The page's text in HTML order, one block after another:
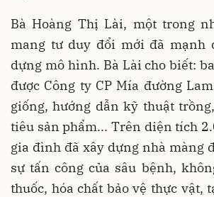
Bà Hoàng Thị Lài, một trong
mang tư duy đổi mới đã mạnh
dựng mô hình. Bà Lài cho biết:
được Công ty CP Mía đường
giống, hướng dẫn kỹ thuật
tiêu sản phẩm... Trên diện tích
gia đình đã xây dựng nhà màng
sự tấn công của sâu bệnh,
thuốc, hóa chất bảo vệ thực vật,